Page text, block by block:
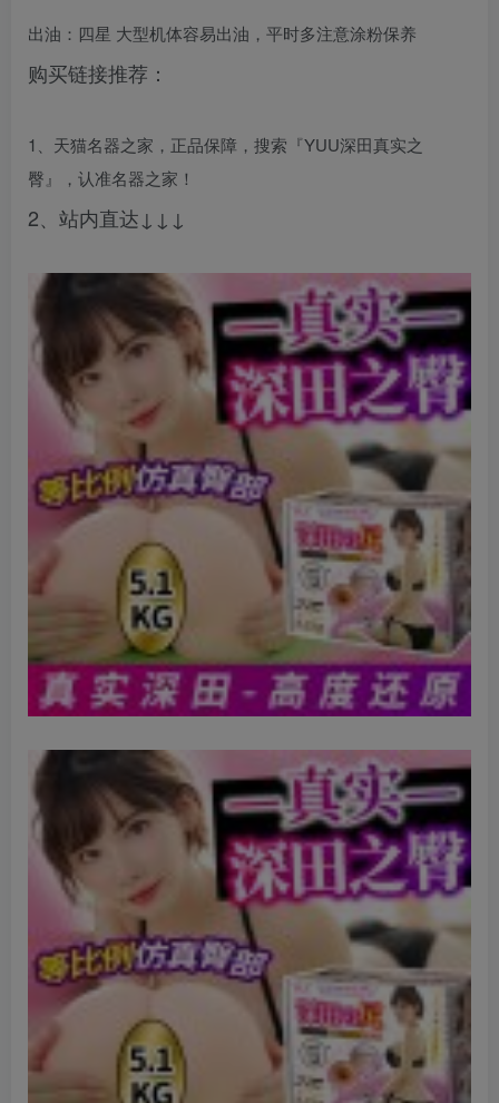
出油：四星 大型机体容易出油，平时多注意涂粉保养
购买链接推荐：
1、天猫名器之家，正品保障，搜索『YUU深田真实之
臀』，认准名器之家！
2、站内直达↓↓↓